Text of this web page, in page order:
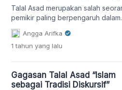
Talal Asad merupakan salah
pemikir paling berpengaruh dalam
membedah sekularisme dan agama.
Karyanya secara kritis menyelidiki
asumsi yang mendasari sekularisme
kategori yang berbeda dan
Analisis Talal Asad berlandaskan
Angga Arifka
1 tahun yang lalu
Gagasan Talal Asad “Islam
sebagai Tradisi Diskursif”